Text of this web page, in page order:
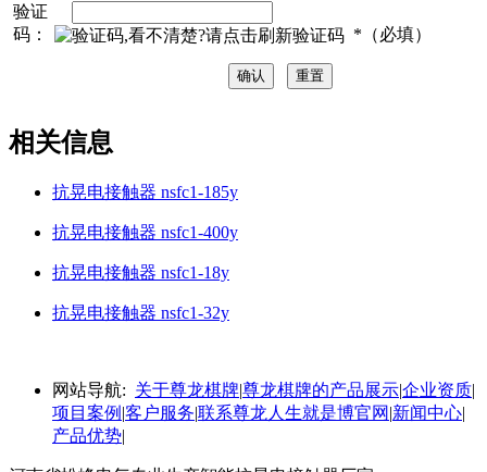
验证
码：
*（必填）
相关信息
抗晃电接触器 nsfc1-185y
抗晃电接触器 nsfc1-400y
抗晃电接触器 nsfc1-18y
抗晃电接触器 nsfc1-32y
网站导航: 关于尊龙棋牌|尊龙棋牌的产品展示|企业资质|
项目案例 |客户服务|联系尊龙人生就是博官网 |新闻中心|
产品优势|